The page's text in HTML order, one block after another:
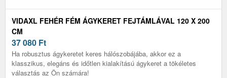
VIDAXL FEHÉR FÉM ÁGYKERET FEJTÁMLÁVAL 120 X 200
CM
37 080 Ft
Ha robusztus ágykeretet keres hálószobájába, akkor ez a
klasszikus, elegáns és időtlen kialakítású ágykeret a tökéletes
választás az Ön számára!